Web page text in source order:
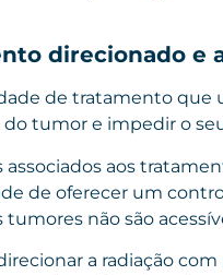
direcionado e
de tratamento que
tumor e impedir o
aos
de oferecer um
não são
a radiação